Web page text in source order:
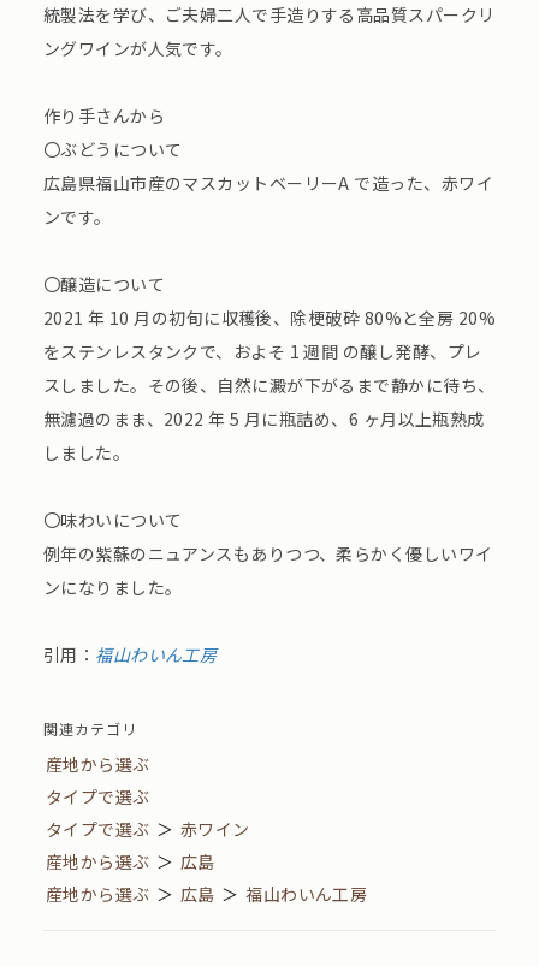
統製法を学び、ご夫婦二人で手造りする高品質スパークリ
ングワインが人気です。
作り手さんから
〇ぶどうについて
広島県福山市産のマスカットベーリーA で造った、赤ワイ
ンです。
〇醸造について
2021 年 10 月の初旬に収穫後、除梗破砕 80%と全房 20%
をステンレスタンクで、およそ 1 週間 の醸し発酵、プレ
スしました。その後、自然に澱が下がるまで静かに待ち、
無濾過のまま、2022 年 5 月に瓶詰め、6 ヶ月以上瓶熟成
しました。
〇味わいについて
例年の紫蘇のニュアンスもありつつ、柔らかく優しいワイ
ンになりました。
引用： 福山わいん工房
関連カテゴリ
産地から選ぶ
タイプで選ぶ
タイプで選ぶ ＞ 赤ワイン
産地から選ぶ ＞ 広島
産地から選ぶ ＞ 広島 ＞ 福山わいん工房